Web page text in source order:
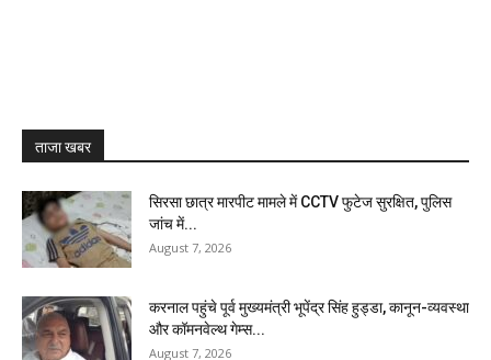
ताजा खबर
सिरसा छात्र मारपीट मामले में CCTV फुटेज सुरक्षित, पुलिस
जांच में...
August 7, 2026
करनाल पहुंचे पूर्व मुख्यमंत्री भूपेंद्र सिंह हुड्डा, कानून-व्यवस्था
और कॉमनवेल्थ गेम्स...
August 7, 2026